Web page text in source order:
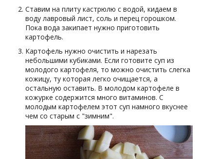
Ставим на плиту кастрюлю с водой, кидаем в
воду лавровый лист, соль и перец горошком.
Пока вода закипает нужно приготовить
картофель.
Картофель нужно очистить и нарезать
небольшими кубиками. Если готовите суп из
молодого картофеля, то можно очистить слегка
кожицу, ту которая легко очищается, а
остальную оставить. В молодом картофеле в
кожурке содержится много витаминов. С
молодым картофелем этот суп намного вкуснее
чем со старым с "зимним".